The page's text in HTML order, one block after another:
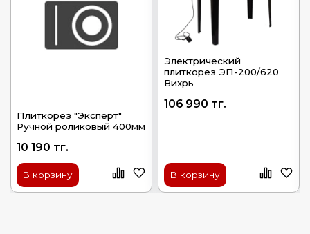
Плиткорез "Эксперт"
Ручной роликовый 400мм
10 190 тг.
В корзину
Электрический
плиткорез ЭП-200/620
Вихрь
106 990 тг.
В корзину